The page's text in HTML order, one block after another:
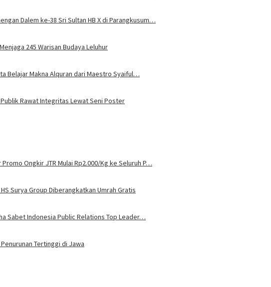
Dalem ke-38 Sri Sultan HB X di Parangkusum…
245 Warisan Budaya Leluhur
Belajar Makna Alquran dari Maestro Syaiful…
Rawat Integritas Lewat Seni Poster
Ongkir JTR Mulai Rp2.000/Kg ke Seluruh P…
Surya Group Diberangkatkan Umrah Gratis
Sabet Indonesia Public Relations Top Leader…
Tertinggi di Jawa